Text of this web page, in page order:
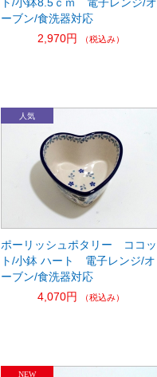
ーブン/食洗器対応
2,970円
（税込み）
ポーリッシュポタリー ココッ
ト/小鉢 ハート 電子レンジ/オ
ーブン/食洗器対応
4,070円
（税込み）